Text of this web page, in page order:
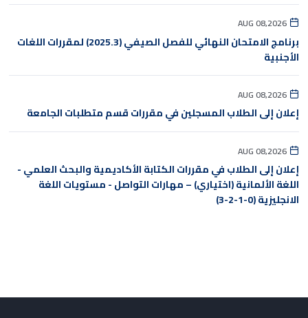
AUG 08,2026
برنامج الامتحان النهائي للفصل الصيفي (2025.3) لمقررات اللغات
الأجنبية
AUG 08,2026
إعلان إلى الطلاب المسجلين في مقررات قسم متطلبات الجامعة
AUG 08,2026
إعلان إلى الطلاب في مقررات الكتابة الأكاديمية والبحث العلمي -
اللغة الألمانية (اختياري) – مهارات التواصل - مستويات اللغة
الانجليزية (0-1-2-3)